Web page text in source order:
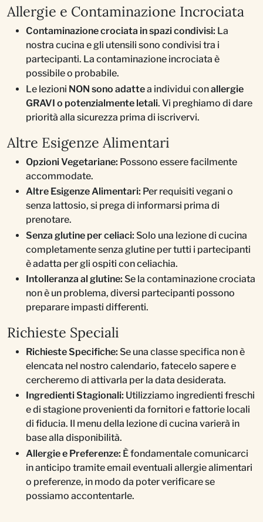
Allergie e Contaminazione Incrociata
Contaminazione crociata in spazi condivisi: La
nostra cucina e gli utensili sono condivisi tra i
partecipanti. La contaminazione incrociata è
possibile o probabile.
Le lezioni NON sono adattea individui conallergie
GRAVI o potenzialmente letali. Vi preghiamo di dare
priorità alla sicurezza prima di iscrivervi.
Altre Esigenze Alimentari
Opzioni Vegetariane: Possono essere facilmente
accommodate.
Altre Esigenze Alimentari: Per requisiti vegani o
senza lattosio, si prega di informarsi prima di
prenotare.
Senza glutine per celiaci: Solo una lezione di cucina
completamente senza glutine per tutti i partecipanti
è adatta per gli ospiti con celiachia.
Intolleranza al glutine: Se la contaminazione crociata
non è un problema, diversi partecipanti possono
preparare impasti differenti.
Richieste Speciali
Richieste Specifiche: Se una classe specifica non è
elencata nel nostro calendario, fatecelo sapere e
cercheremo di attivarla per la data desiderata.
Ingredienti Stagionali: Utilizziamo ingredienti freschi
e di stagione provenienti da fornitori e fattorie locali
di fiducia. Il menu della lezione di cucina varierà in
base alla disponibilità.
Allergie e Preferenze: È fondamentale comunicarci
in anticipo tramite email eventuali allergie alimentari
o preferenze, in modo da poter verificare se
possiamo accontentarle.